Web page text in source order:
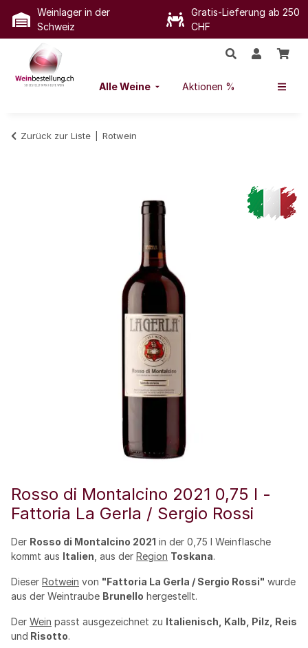
Weinlager in der
Schweiz
Gratis-Lieferung ab 250
CHF
Alle Weine Aktionen %
Zurück zur Liste Rotwein
Rosso di Montalcino 2021 0,75 l -
Fattoria La Gerla / Sergio Rossi
Der Rosso di Montalcino 2021 in der 0,75 l Weinflasche
kommt aus Italien , aus der Region Toskana.
Dieser Rotwein von "Fattoria La Gerla / Sergio Rossi" wurde
aus der Weintraube Brunello hergestellt.
Der Wein passt ausgezeichnet zu Italienisch, Kalb, Pilz, Reis
und Risotto.